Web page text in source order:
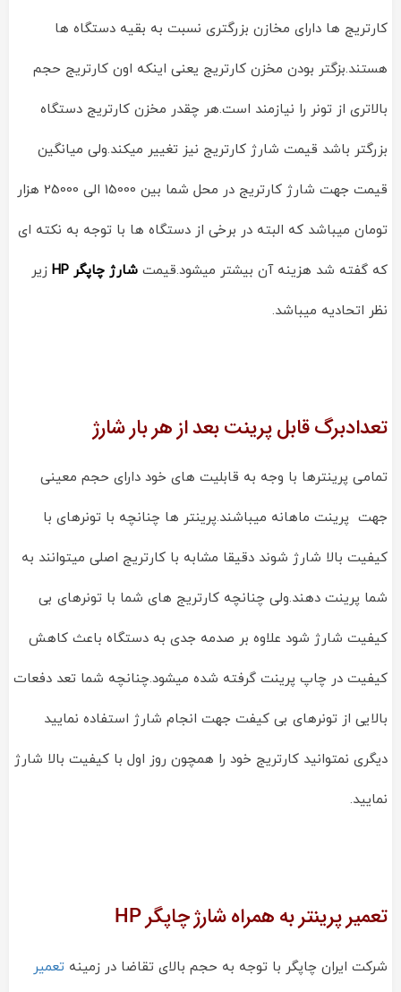
کارتریج ها دارای مخازن بزرگتری نسبت به بقیه دستگاه ها
هستند.بزگتر بودن مخزن کارتریج یعنی اینکه اون کارتریج حجم
بالاتری از تونر را نیازمند است.هر چقدر مخزن کارتریج دستگاه
بزرگتر باشد قیمت شارژ کارتریج نیز تغییر میکند.ولی میانگین
قیمت جهت شارژ کارتریج در محل شما بین 15000 الی 25000 هزار
تومان میباشد که البته در برخی از دستگاه ها با توجه به نکته ای
که گفته شد هزینه آن بیشتر میشود.قیمت شارژ چاپگر HP زیر
نظر اتحادیه میباشد.
تعدادبرگ قابل پرینت بعد از هر بار شارژ
تمامی پرینترها با وجه به قابلیت های خود دارای حجم معینی
جهت پرینت ماهانه میباشند.پرینتر ها چنانچه با تونرهای با
کیفیت بالا شارژ شوند دقیقا مشابه با کارتریج اصلی میتوانند به
شما پرینت دهند.ولی چنانچه کارتریج های شما با تونرهای بی
کیفیت شارژ شود علاوه بر صدمه جدی به دستگاه باعث کاهش
کیفیت در چاپ پرینت گرفته شده میشود.چنانچه شما تعد دفعات
بالایی از تونرهای بی کیفت جهت انجام شارژ استفاده نمایید
دیگری نمتوانید کارتریج خود را همچون روز اول با کیفیت بالا شارژ
نمایید.
تعمیر پرینتر به همراه شارژ چاپگر HP
شرکت ایران چاپگر با توجه به حجم بالای تقاضا در زمینه تعمیر